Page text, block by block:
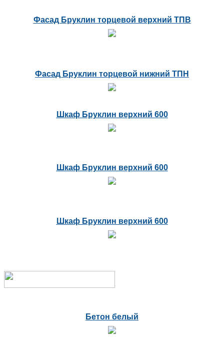
Фасад Бруклин торцевой верхний ТПВ
Фасад Бруклин торцевой нижний ТПН
Шкаф Бруклин верхний 600
Шкаф Бруклин верхний 600
Шкаф Бруклин верхний 600
Бетон белый